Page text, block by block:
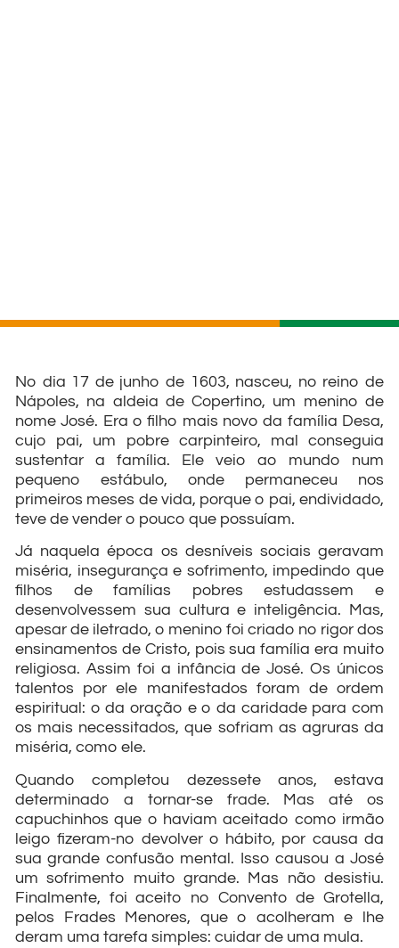
No dia 17 de junho de 1603, nasceu, no reino de
Nápoles, na aldeia de Copertino, um menino de
nome José. Era o filho mais novo da família Desa,
cujo pai, um pobre carpinteiro, mal conseguia
sustentar a família. Ele veio ao mundo num
pequeno estábulo, onde permaneceu nos
primeiros meses de vida, porque o pai, endividado,
teve de vender o pouco que possuíam.
Já naquela época os desníveis sociais geravam
miséria, insegurança e sofrimento, impedindo que
filhos de famílias pobres estudassem e
desenvolvessem sua cultura e inteligência. Mas,
apesar de iletrado, o menino foi criado no rigor dos
ensinamentos de Cristo, pois sua família era muito
religiosa. Assim foi a infância de José. Os únicos
talentos por ele manifestados foram de ordem
espiritual: o da oração e o da caridade para com
os mais necessitados, que sofriam as agruras da
miséria, como ele.
Quando completou dezessete anos, estava
determinado a tornar-se frade. Mas até os
capuchinhos que o haviam aceitado como irmão
leigo fizeram-no devolver o hábito, por causa da
sua grande confusão mental. Isso causou a José
um sofrimento muito grande. Mas não desistiu.
Finalmente, foi aceito no Convento de Grotella,
pelos Frades Menores, que o acolheram e lhe
deram uma tarefa simples: cuidar de uma mula.